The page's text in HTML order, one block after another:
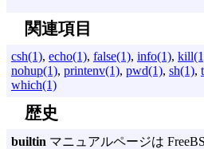
関連項目
csh(1), echo(1), false(1), info(1),
nohup(1), printenv(1), pwd(1), sh(1),
which(1)
歴史
builtin マニュアルページは